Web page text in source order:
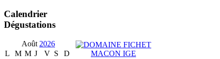
Calendrier
Dégustations
Août 2026
L
M M J V S
D